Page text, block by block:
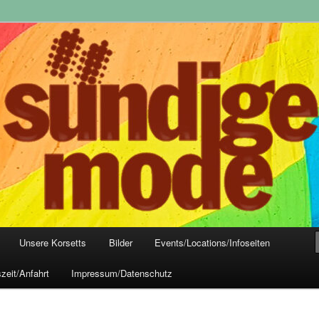
Frankfurt
Mode, Club- und Dark-Wear seit 2004
Unsere Korsetts Bilder Events/Locations/Infoseiten
Anfahrt Impressum/Datenschutz